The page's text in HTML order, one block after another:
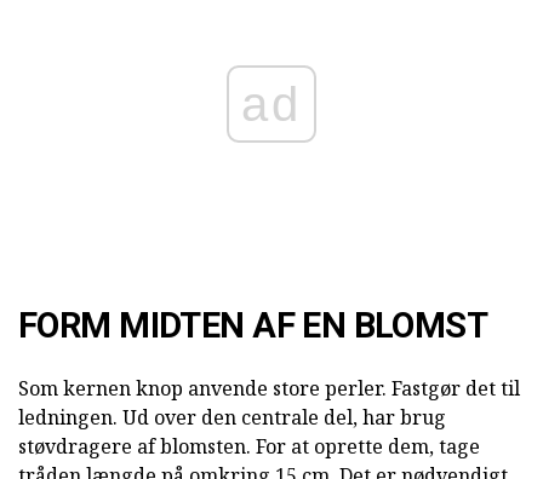
ad
FORM MIDTEN AF EN BLOMST
Som kernen knop anvende store perler. Fastgør det til
ledningen. Ud over den centrale del, har brug
støvdragere af blomsten. For at oprette dem, tage